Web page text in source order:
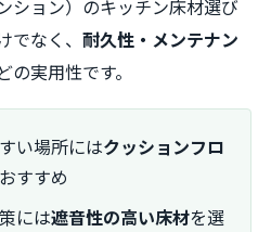
ション）のキッチン床材選び
なく、 耐久性・メンテナン
の実用性です。
い場所にはクッションフロ
すすめ
には遮音性の高い床材を選